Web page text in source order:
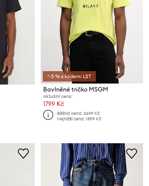
*-5 % s kódem: LST
Bavlněné tričko MSGM
Aktuální cena:
1799 Kč
Běžná cena:2699 Kč
Nejnižší cena:1899 Kč